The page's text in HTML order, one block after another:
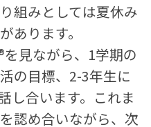
組みとしては夏休み
あります。
見ながら、1学期の
の目標、2-3年生に
し合います。これま
認め合いながら、次